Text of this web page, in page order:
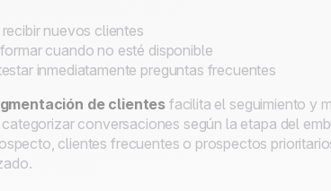
nuevos clientes
cuando no esté disponible
inmediatamente preguntas frecuentes
de clientesfacilita el seguimiento y
conversaciones según la etapa del
clientes frecuentes o prospectos